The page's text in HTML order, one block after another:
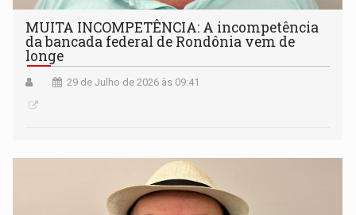
MUITA INCOMPETÊNCIA: A incompetência
da bancada federal de Rondônia vem de
longe
29 de Julho de 2026 às 09:41